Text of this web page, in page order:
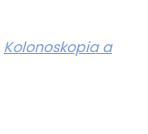
Kolonoskopia a